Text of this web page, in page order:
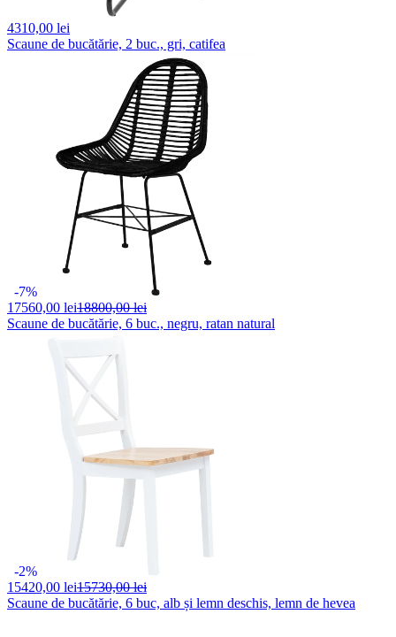
4310,00 lei
Scaune de bucătărie, 2 buc., gri, catifea
-7%
17560,00 lei18800,00 lei
Scaune de bucătărie, 6 buc., negru, ratan natural
-2%
15420,00 lei15730,00 lei
Scaune de bucătărie, 6 buc, alb și lemn deschis, lemn de hevea